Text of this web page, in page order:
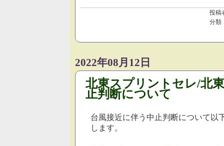
投稿
分類
2022年08月12日
北東スプリントセレ/北
止判断について
台風接近に伴う中止判断について以
します。